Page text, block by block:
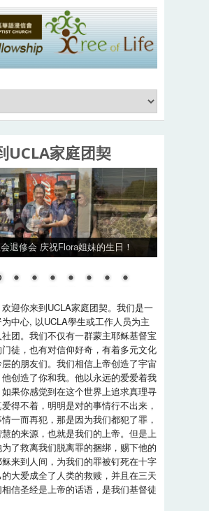
UCLA家庭团契
退修会 庆祝Flora姐妹的生日！
迎你来到UCLA家庭团契。我们是一
中心, 以UCLA學生或工作人员为主
团。我们不仅有一群蒙主耶稣基督宝
徒，也有对信仰好奇，有着多元文化
的朋友们。我们相信上帝创造了宇宙
创造了你和我。他以永远的爱爱着我
果你感觉到在这个世界上追求真理寻
得不着，明明是对的事情行不出来，
一而再犯，那是因为我们都犯了罪，
的来源，也就是我们的上帝。但是上
了救离我们脱离罪的捆绑，赐下他的
来到人间，为我们的罪被钉死在十字
大爱成全了人类的救赎，并且在三天
信圣经是上帝的话语，是我们基督徒